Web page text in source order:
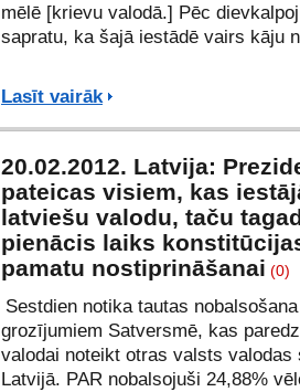
mēlē [krievu valodā.] Pēc
sapratu, ka šajā iestādē vairs kāju
Lasīt vairāk
20.02.2012. Latvija:
pateicas visiem, kas
latviešu valodu, taču
pienācis laiks
pamatu nostiprināšanai (0)
Sestdien notika tautas
grozījumiem Satversmē, kas
valodai noteikt otras valsts valodas
Latvijā. PAR nobalsojuši 24,88%